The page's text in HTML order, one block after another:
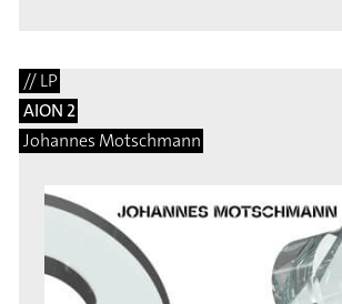
// LP
AION 2
Johannes Motschmann